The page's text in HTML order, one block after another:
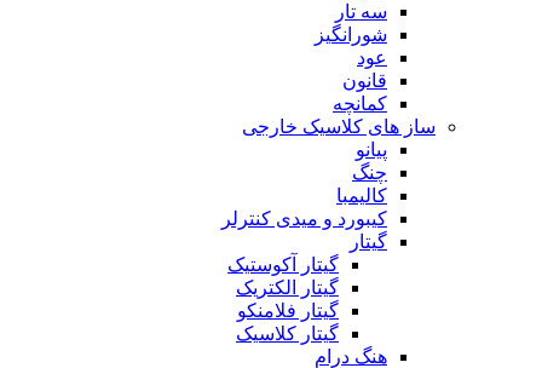
سه تار
شورانگیز
عود
قانون
کمانچه
ساز های کلاسیک خارجی
پیانو
چنگ
کالیمبا
کیبورد و میدی کنترلر
گیتار
گیتار آکوستیک
گیتار الکتریک
گیتار فلامنکو
گیتار کلاسیک
هنگ درام